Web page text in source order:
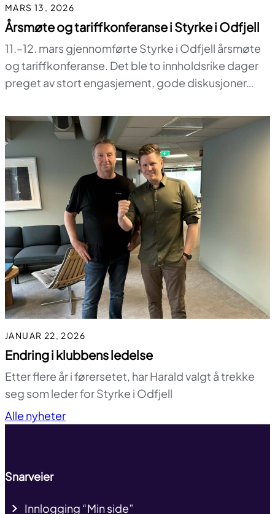
MARS 13, 2026
Årsmøte og tariffkonferanse i Styrke i Odfjell
11.–12. mars gjennomførte Styrke i Odfjell årsmøte
og tariffkonferanse. Det ble to innholdsrike dager
preget av stort engasjement, gode diskusjoner…
JANUAR 22, 2026
Endring i klubbens ledelse
Etter flere år i førersetet, har Harald valgt å trekke
seg som leder for Styrke i Odfjell
Alle nyheter
Snarveier
Innlogging “Min side”